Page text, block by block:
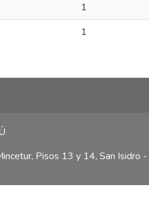
1
1
Pisos 13 y 14, San Isidro -